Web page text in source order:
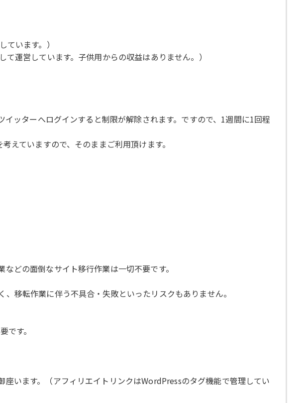
います。）
運営しています。子供用からの収益はありません。）
ッターへログインすると制限が解除されます。ですので、1週間に1回程
ていますので、そのままご利用頂けます。
どの面倒なサイト移行作業は一切不要です。
移転作業に伴う不具合・失敗といったリスクもありません。
です。
います。（アフィリエイトリンクはWordPressのタグ機能で管理してい